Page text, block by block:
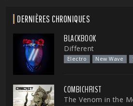
DERNIÈRES CHRONIQUES
BLACKBOOK
Different
Electro New Wave
COMBICHRIST
The Venom in the